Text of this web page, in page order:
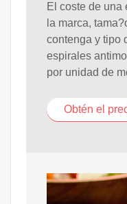
El coste de una
la marca,
contenga y tipo
espirales
por unidad de
Obtén el